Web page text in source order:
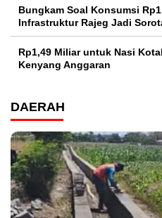
Bungkam Soal Konsumsi
Infrastruktur Rajeg Jadi
Rp1,49 Miliar untuk Nasi
Kenyang Anggaran
DAERAH